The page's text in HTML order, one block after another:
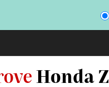
Honda